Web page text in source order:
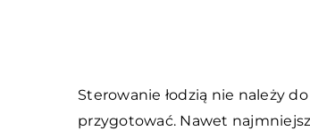
Sterowanie łodzią nie należy
przygotować. Nawet